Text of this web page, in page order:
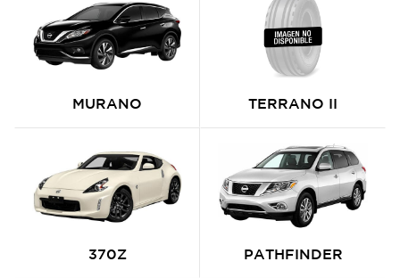
MURANO TERRANO II
370Z PATHFINDER